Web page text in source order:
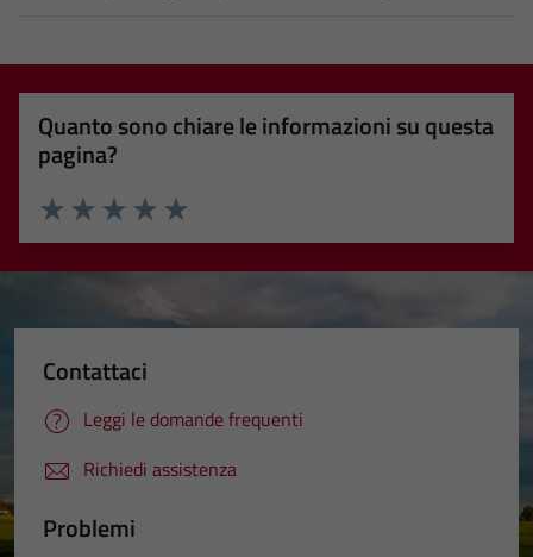
Quanto sono chiare le informazioni su questa
pagina?
Valuta 5 stelle su 5
Valuta 4 stelle su 5
Valuta 3 stelle su 5
Valuta 2 stelle su 5
Valuta 1 stelle su 5
Contattaci
Leggi le domande frequenti
Richiedi assistenza
Problemi